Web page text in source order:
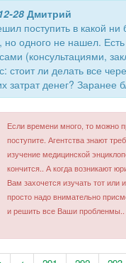
28Дмитрий
поступить в какой
но одного не нашел.
(консультациями,
стоит ли делать все
затрат денег? Заранее
Если времени много, то можно
поступите. Агентства знают
изучение медицинской
кончится.. А когда возникают
Вам захочется изучать тот
просто надо внимательно
и решить все Ваши пробленмы..